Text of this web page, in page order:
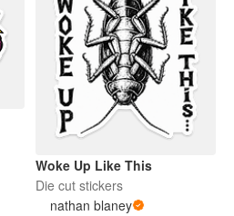
Woke Up Like This
Die cut stickers
nathan blaney